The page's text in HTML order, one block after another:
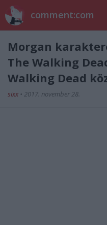
comment:com
Morgan
The Walking
Walking Dead
sixx • 2017. november 28.